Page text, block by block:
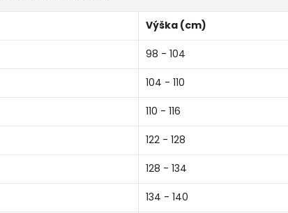
Výška (cm)
98 - 104
104 - 110
110 - 116
122 - 128
128 - 134
134 - 140